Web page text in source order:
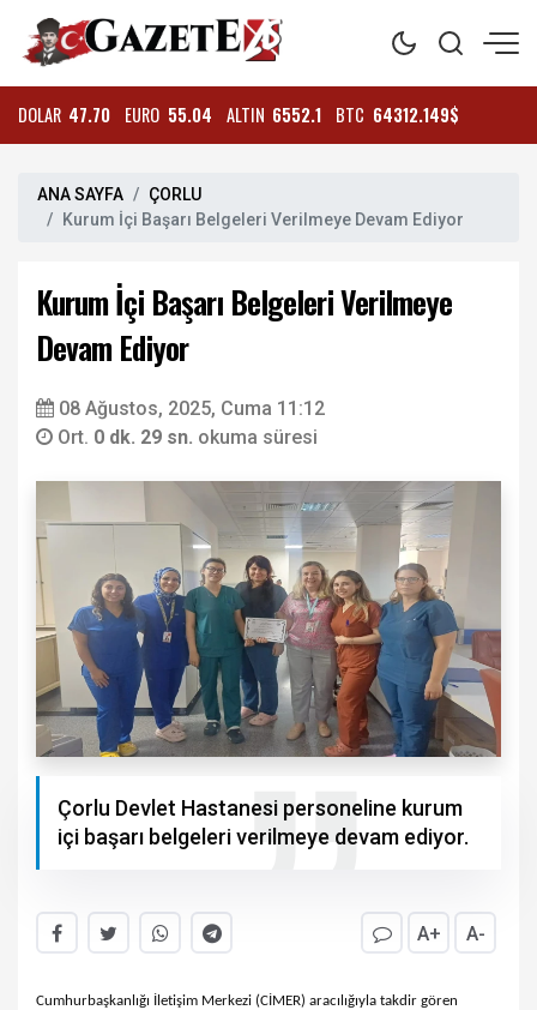
DOLAR 47.70 EURO 55.04 ALTIN 6552.1 BTC 64312.149$
ANA SAYFA
ÇORLU
Kurum İçi Başarı Belgeleri Verilmeye Devam Ediyor
Kurum İçi Başarı Belgeleri Verilmeye
Devam Ediyor
08 Ağustos, 2025, Cuma 11:12
Ort. 0 dk. 29 sn. okuma süresi
Çorlu Devlet Hastanesi personeline kurum
içi başarı belgeleri verilmeye devam ediyor.
A+ A-
Cumhurbaşkanlığı İletişim Merkezi (CİMER) aracılığıyla takdir gören